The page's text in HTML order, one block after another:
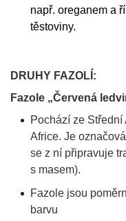
např. oreganem a
těstoviny.
DRUHY FAZOLÍ:
Fazole „Červená
Pochází ze
Africe. Je
se z ní připravuje
s masem).
Fazole jsou
barvu